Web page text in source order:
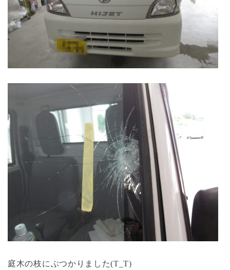
庭木の枝にぶつかりました(T_T)